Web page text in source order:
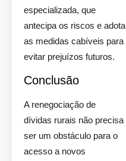
especializada, que
antecipa os riscos e adota
as medidas cabíveis para
evitar prejuízos futuros.
Conclusão
A renegociação de
dívidas rurais não precisa
ser um obstáculo para o
acesso a novos